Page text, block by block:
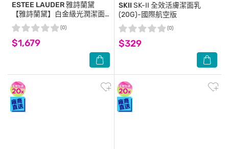
ESTEE LAUDER 雅詩蘭黛
【雅詩蘭黛】白金級光潤潔面
乳30ml+白金級黑鑽松露逆時
煥顏霜15ml+白金級黑鑽松露逆
時眼霜5ml 公司貨
$1,679
(0)
SKII SK-II 全效活膚潔面乳
(20G)-國際航空版
$329
(0)